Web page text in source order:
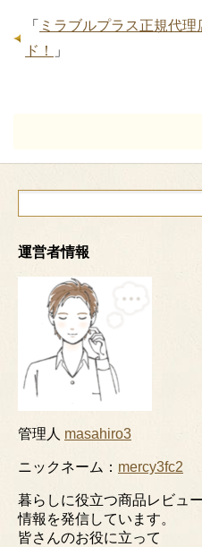
「 ミラブルプラス正規代
ド！
」
運営者情報
管理人 masahiro3
ニックネーム： mercy3fc2
暮らしに役立つ商品レビュ
情報を発信しています。
皆さんのお役に立って